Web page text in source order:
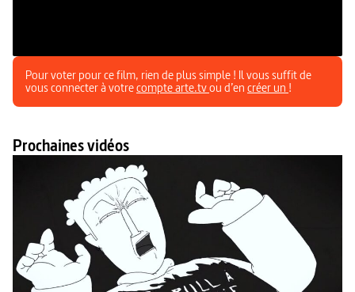
Pour voter pour ce film, rien de plus simple ! Il vous suffit de
vous connecter à votrecompte arte.tvou d’encréer un !
Prochaines vidéos